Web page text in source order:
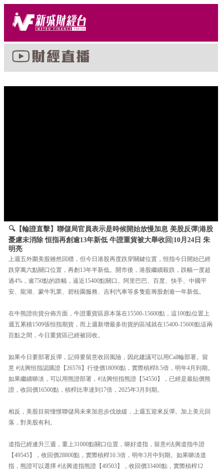
🔍【輪證直擊】聯儲局官員表示是時候開始放慢加息 美股反彈|港股
憂慮未消除 恒指再創逾13年新低 牛證重貨被大舉收回|10月24日 朱
明亮
上週五外圍美股雖然回穩，但今日港股再度跌穿關鍵位置，恒指今日開始已經
跌穿萬六點關口位置，再創13年半新低。開市後，港股繼續殺跌，跌幅一度超
過4%，逾750點的跌幅，逼近15400點關口。阿里巴巴、百度、快手、中國平
安、龍湖、蒙牛乳業、碧桂園服務、吉利汽車等多隻藍籌股創逾一年新低。
在牛熊證街貨分佈方面，牛證重貨區原本落在15500-15600點，這100點位置上
週五累積1509張恒指期貨，而上週新增最多街貨的區域就在15400-15600點這兩
百點之間，今日重貨區已經被回收。
如果今日要部署反彈，記得要留意收回風險，因此建議可以用Call輪部署。留
意 #法興恒指認購證【26576】行使價18090點，實際槓桿8.5倍，明年4月到期。
如果繼續睇淡，可以用熊證部署，#法興恒指熊證【54550】，已經是最貼價熊
證，收回價16500點，槓桿比率達到17倍，2025年3月到期。
相反，美股目前憧憬聯儲局未來加息步伐放緩，上週五迎來反彈。加上美元回
落，對美股有利。
道指已經連升三週，重上31000點關口位置，睇好道指，留意#法興道指牛證
【49545】，收回價28800點，實際槓桿10.3倍，明年3月中到期。如果睇淡道
指，熊證可以選擇 #法興道指熊證【49503】，收回價33400點，實際槓桿12